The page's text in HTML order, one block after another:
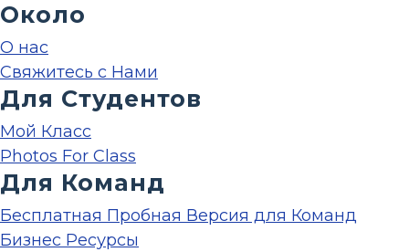
Около
О нас
Свяжитесь с Нами
Для Студентов
Мой Класс
Photos For Class
Для Команд
Бесплатная Пробная Версия для Команд
Бизнес Ресурсы